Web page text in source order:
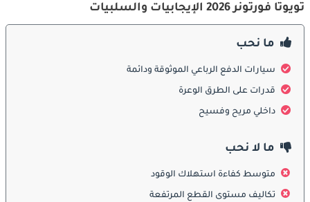
وخدمة ما بعد البيع المحترفة ، فإن موثوقية فورتشنر مضمونة على
المنافسين
تويوتا فورتونر 2026 الإيجابيات والسلبيات
ما نحب
سيارات الدفع الرباعي الموثوقة ودائمة
قدرات على الطرق الوعرة
داخلي مريح وفسيح
ما لا نحب
متوسط ​​كفاءة استهلاك الوقود
تكاليف مستوى القطع المرتفعة